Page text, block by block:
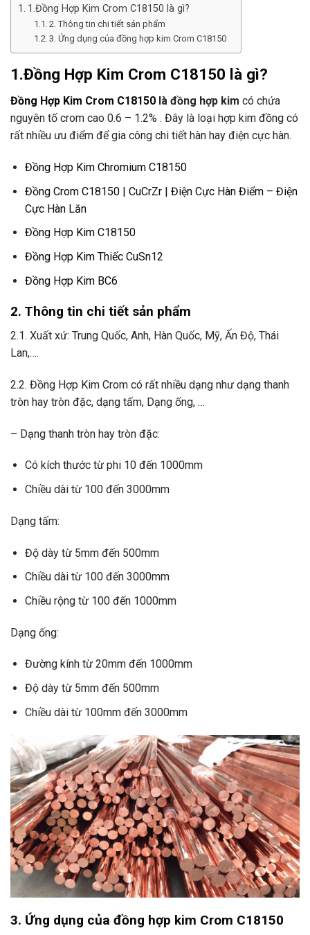
1.Đồng Hợp Kim Crom C18150 là gì?
2. Thông tin chi tiết sản phẩm
3. Ứng dụng của đồng hợp kim Crom C18150
1.Đồng Hợp Kim Crom C18150 là gì?
Đồng Hợp Kim Crom C18150 là đồng hợp kim có chứa
nguyên tố crom cao 0.6 – 1.2% . Đây là loại hợp kim đồng có
rất nhiều ưu điểm để gia công chi tiết hàn hay điện cực hàn.
Đồng Hợp Kim Chromium C18150
Đồng Crom C18150 | CuCrZr | Điện Cực Hàn Điểm – Điện
Cực Hàn Lăn
Đồng Hợp Kim C18150
Đồng Hợp Kim Thiếc CuSn12
Đồng Hợp Kim BC6
2. Thông tin chi tiết sản phẩm
2.1. Xuất xứ: Trung Quốc, Anh, Hàn Quốc, Mỹ, Ấn Độ, Thái
Lan,….
2.2. Đồng Hợp Kim Crom có rất nhiều dạng như dạng thanh
tròn hay tròn đặc, dạng tấm, Dạng ống, …
– Dạng thanh tròn hay tròn đặc:
Có kích thước từ phi 10 đến 1000mm
Chiều dài từ 100 đến 3000mm
Dạng tấm:
Độ dày từ 5mm đến 500mm
Chiều dài từ 100 đến 3000mm
Chiều rộng từ 100 đến 1000mm
Dạng ống:
Đường kính từ 20mm đến 1000mm
Độ dày từ 5mm đến 500mm
Chiều dài từ 100mm đến 3000mm
3. Ứng dụng của đồng hợp kim Crom C18150